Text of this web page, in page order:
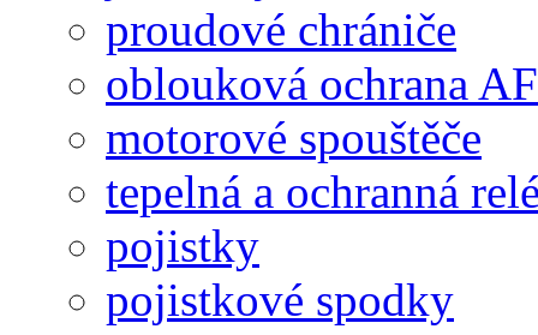
proudové chrániče
oblouková ochrana
motorové spouštěče
tepelná a ochranná
pojistky
pojistkové spodky